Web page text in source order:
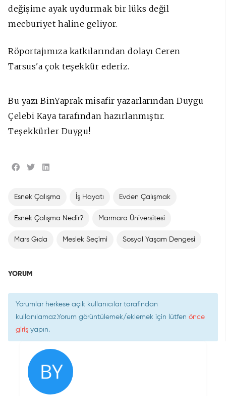
değişime ayak uydurmak bir lüks değil
mecburiyet haline geliyor.
Röportajımıza katkılarından dolayı Ceren
Tarsus'a çok teşekkür ederiz.
Bu yazı BinYaprak misafir yazarlarından Duygu
Çelebi Kaya tarafından hazırlanmıştır.
Teşekkürler Duygu!
Esnek Çalışma İş Hayatı Evden Çalışmak
Esnek Çalışma Nedir? Marmara Üniversitesi
Mars Gıda Meslek Seçimi Sosyal Yaşam Dengesi
YORUM
Yorumlar herkese açık kullanıcılar tarafından
kullanılamaz.Yorum görüntülemek/eklemek için lütfen önce
giriş yapın.